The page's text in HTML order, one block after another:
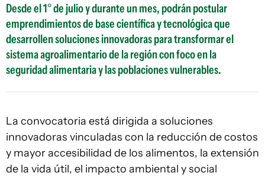
Desde el 1° de julio y durante un mes, podrán postular
emprendimientos de base científica y tecnológica que
desarrollen soluciones innovadoras para transformar el
sistema agroalimentario de la región con foco en la
seguridad alimentaria y las poblaciones vulnerables.
La convocatoria está dirigida a soluciones
innovadoras vinculadas con la reducción de costos
y mayor accesibilidad de los alimentos, la extensión
de la vida útil, el impacto ambiental y social